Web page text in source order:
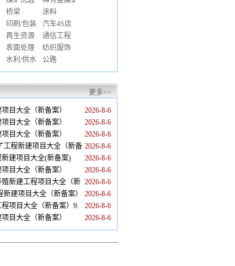
桥梁
涂料
印刷/包装
汽车4S店
再生资源
通信工程
表面处理
纺织服饰
水利/供水 公路
更多>>
2026-8-6
目大全（新备案）
2026-8-6
目大全（新备案）
2026-8-6
目大全（新备案）
2026-8-6
工程新建项目大全（新备
2026-8-6
建项目大全(新备案)
2026-8-6
目大全（新备案）
2026-8-6
新建工程项目大全（新
2026-8-6
建项目大全（新备案）
2026-8-6
项目大全（新备案）9.
2026-8-6
目大全（新备案）